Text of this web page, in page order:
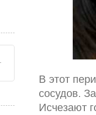
В этот
сосудов.
Исчезают